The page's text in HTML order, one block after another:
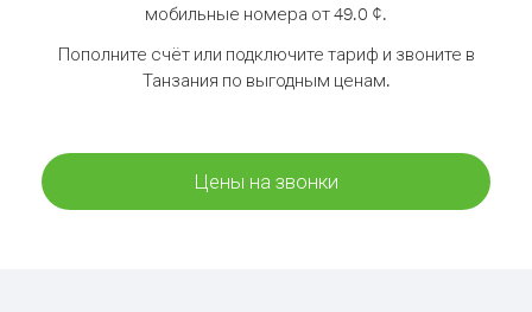
мобильные номера от 49.0 ¢.
Пополните счёт или подключите тариф и звоните в
Танзания по выгодным ценам.
Цены на звонки